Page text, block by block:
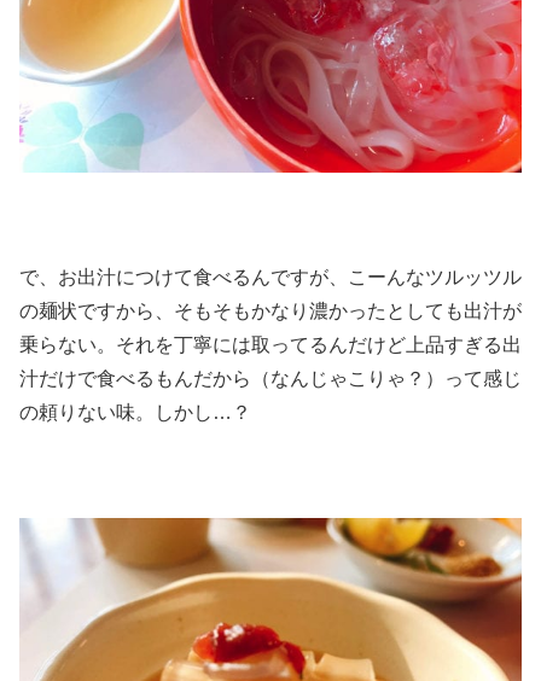
で、お出汁につけて食べるんですが、こーんなツルッツル
の麺状ですから、そもそもかなり濃かったとしても出汁が
乗らない。それを丁寧には取ってるんだけど上品すぎる出
汁だけで食べるもんだから（なんじゃこりゃ？）って感じ
の頼りない味。しかし…？